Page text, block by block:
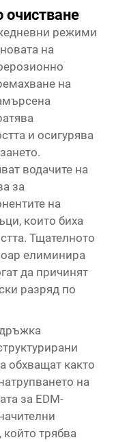
режими
на
на
и осигурява
водачите на
за
на
които биха
Тщателното
елиминира
да причинят
разряд по
обхващат както
на
за EDM-
трябва